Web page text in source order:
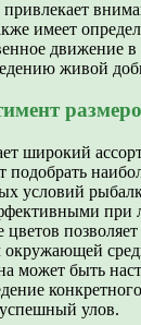
привлекает
имеет
движение
живой
широкий
подобрать
условий
при
позволяет
может быть
улов.